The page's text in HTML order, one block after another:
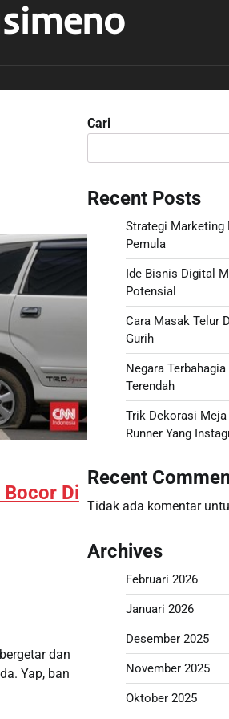
Di
dan
Yap, ban
Cari
Recent Posts
Strategi Marketing
Pemula
Ide Bisnis Digital
Potensial
Cara Masak Telur
Gurih
Negara
Terendah
Trik Dekorasi Meja
Runner Yang
Recent
Tidak ada komentar
Archives
Februari 2026
Januari 2026
Desember 2025
November 2025
Oktober 2025